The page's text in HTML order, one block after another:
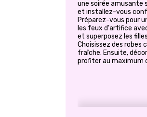
une soirée amusante
et installez-vous
Préparez-vous pour
les feux d'artifice
et superposez les
Choisissez des robes
fraîche. Ensuite,
profiter au maximum